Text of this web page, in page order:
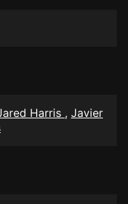
Harris , Javier